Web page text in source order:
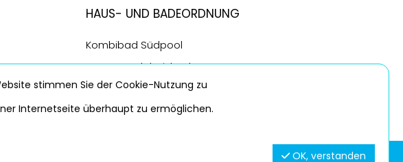
Haus- und Badeordnung
Kombibad Südpool
Sport- & Erlebnisbad Wananas
stimmen Sie der Cookie-Nutzung zu
Internetseite überhaupt zu ermöglichen.
OK, verstanden